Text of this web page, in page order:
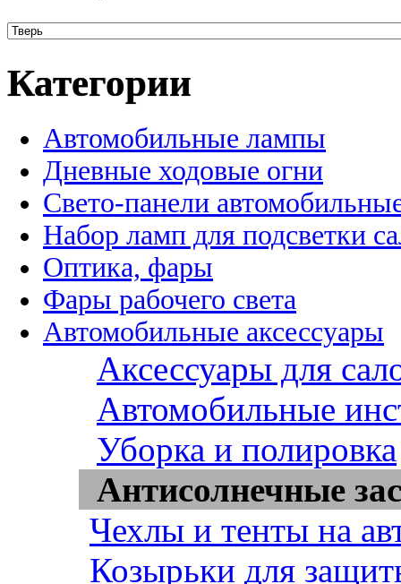
Категории
Автомобильные лампы
Дневные ходовые огни
Свето-панели
Набор ламп для подсветки
Оптика, фары
Фары рабочего света
Автомобильные аксессуары
Аксессуары для
Автомобильные
Уборка и полировка
Антисолнечные
Чехлы и тенты на
Козырьки для